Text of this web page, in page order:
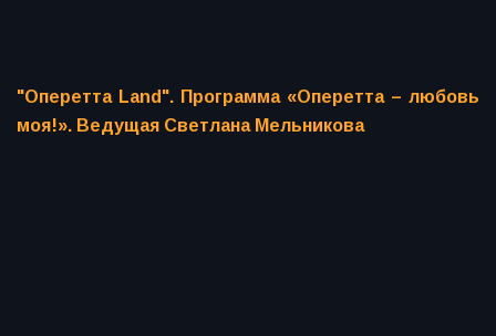
"Оперетта Land". Программа «Оперетта – любовь
моя!». Ведущая Светлана Мельникова